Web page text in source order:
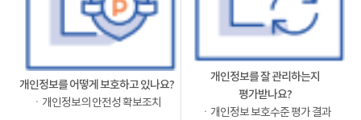
개인정보를 어떻게 보호하고 있나요?
ㆍ개인정보의 안전성 확보조치
개인정보를 잘 관리하는지
평가받나요?
ㆍ개인정보 보호수준 평가 결과